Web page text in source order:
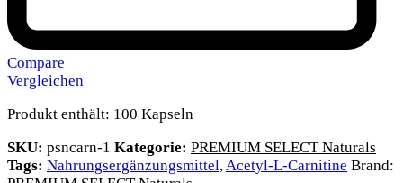
Compare
Vergleichen
Produkt enthält: 100 Kapseln
SKU: psncarn-1 Kategorie: PREMIUM SELECT Naturals
Tags: Nahrungsergänzungsmittel,Acetyl-L-Carnitine Brand: